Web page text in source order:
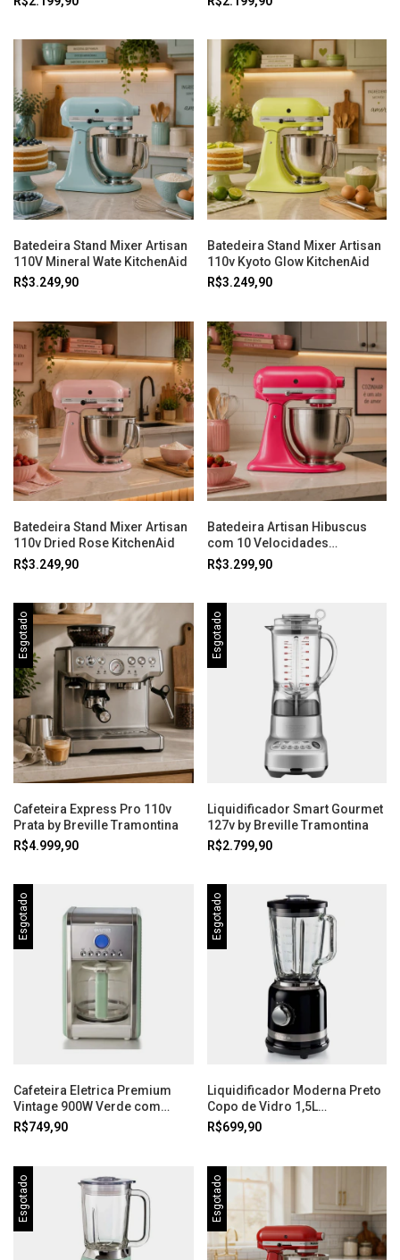
Batedeira Stand Mixer Artisan
110V Mineral Wate KitchenAid
R$3.249,90
Batedeira Stand Mixer Artisan
110v Kyoto Glow KitchenAid
R$3.249,90
Batedeira Stand Mixer Artisan
110v Dried Rose KitchenAid
R$3.249,90
Batedeira Artisan Hibuscus
com 10 Velocidades
KitchenAid
R$3.299,90
Esgotado
Cafeteira Express Pro 110v
Prata by Breville Tramontina
R$4.999,90
Esgotado
Liquidificador Smart Gourmet
127v by Breville Tramontina
R$2.799,90
Esgotado
Cafeteira Eletrica Premium
Vintage 900W Verde com
Filtro 127V Ariete
R$749,90
Esgotado
Liquidificador Moderna Preto
Copo de Vidro 1,5L
1000W127V Ariete
R$699,90
Esgotado Esgotado